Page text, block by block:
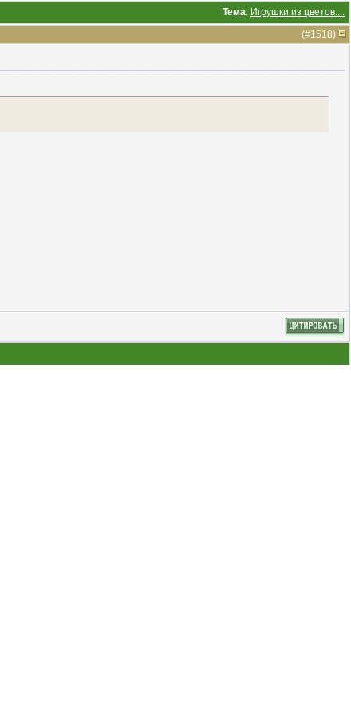
Тема: Игрушки из цветов....
(#1518)